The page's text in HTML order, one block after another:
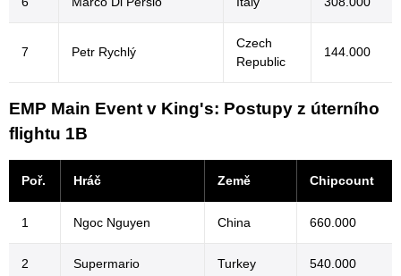
7 Petr Rychlý
Czech
Republic
144.000
EMP Main Event v King's: Postupy z úterního
flightu 1B
Poř. Hráč Země Chipcount
1 Ngoc Nguyen China 660.000
2 Supermario Turkey 540.000